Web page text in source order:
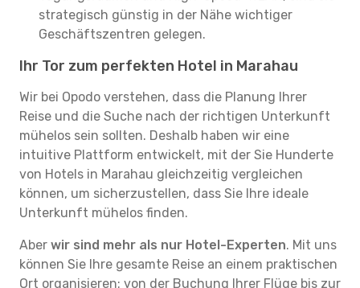
strategisch günstig in der Nähe wichtiger
Geschäftszentren gelegen.
Ihr Tor zum perfekten Hotel in Marahau
Wir bei Opodo verstehen, dass die Planung Ihrer
Reise und die Suche nach der richtigen Unterkunft
mühelos sein sollten. Deshalb haben wir eine
intuitive Plattform entwickelt, mit der Sie Hunderte
von Hotels in Marahau gleichzeitig vergleichen
können, um sicherzustellen, dass Sie Ihre ideale
Unterkunft mühelos finden.
Aber wir sind mehr als nur Hotel-Experten. Mit uns
können Sie Ihre gesamte Reise an einem praktischen
Ort organisieren: von der Buchung Ihrer Flüge bis zur